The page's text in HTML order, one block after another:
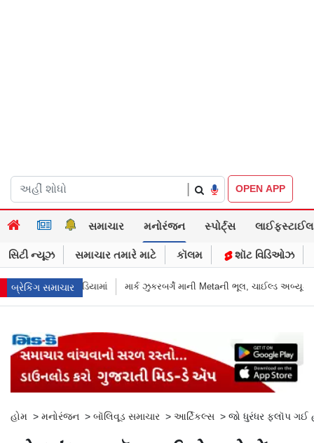
OPEN APP
સમાચાર મનોરંજન સ્પોર્ટ્સ લાઈફસ્ટાઈલ
સિટી ન્યૂઝ સમાચાર તમારે માટે કૉલમ શૉટ વિડિઓઝ
બ્રેકિંગ સમાચાર
માની Metaની ભૂલ, ચાઈલ્ડ અબ્યૂઝ કૉન્ટેન્ટ અને ડીપફેક પર માગી માફી
હોમ > મનોરંજન > બૉલિવૂડ સમાચાર > આર્ટિકલ્સ > જો ધુરંધર ફ્લૉપ ગઈ